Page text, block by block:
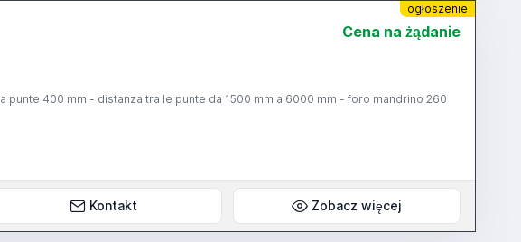
ogłoszenie
Cena na żądanie
400 mm - distanza tra le punte da 1500 mm a 6000 mm - foro mandrino 260
Kontakt Zobacz więcej